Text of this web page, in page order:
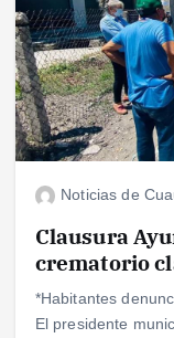
Noticias de
Clausura
crematorio
*Habitantes
El presidente